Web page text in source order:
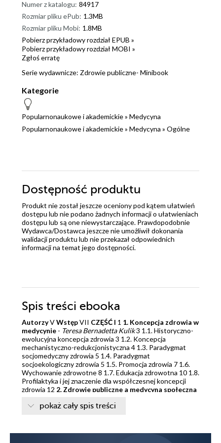
Numer z katalogu: 84917
Rozmiar pliku ePub: 1.3MB
Rozmiar pliku Mobi: 1.8MB
Pobierz przykładowy rozdział EPUB »
Pobierz przykładowy rozdział MOBI »
Zgłoś erratę
Serie wydawnicze: Zdrowie publiczne- Minibook
Kategorie
Popularnonaukowe i akademickie» Medycyna
Popularnonaukowe i akademickie» Medycyna » Ogólne
Dostępność produktu
Produkt nie został jeszcze oceniony pod kątem ułatwień
dostępu lub nie podano żadnych informacji o ułatwieniach
dostępu lub są one niewystarczające. Prawdopodobnie
Wydawca/Dostawca jeszcze nie umożliwił dokonania
walidacji produktu lub nie przekazał odpowiednich
informacji na temat jego dostępności.
Spis treści ebooka
AutorzyVWstępVII CZĘŚĆ I 1 1. Koncepcja zdrowia w
medycynie - Teresa Bernadetta Kulik3 1.1. Historyczno-
ewolucyjna koncepcja zdrowia 3 1.2. Koncepcja
mechanistyczno-redukcjonistyczna 4 1.3. Paradygmat
socjomedyczny zdrowia 5 1.4. Paradygmat
socjoekologiczny zdrowia 5 1.5. Promocja zdrowia 7 1.6.
Wychowanie zdrowotne 8 1.7. Edukacja zdrowotna 10 1.8.
Profilaktyka i jej znaczenie dla współczesnej koncepcji
zdrowia 12 2. Zdrowie publiczne a medycyna społeczna
medycyny społecznej 18 2.2. Zakres i zadania zdrowia
publicznego i medycyny zapobiegawczej 23 2.2.3.
pokaż cały spis treści